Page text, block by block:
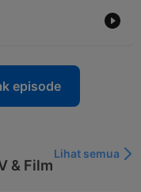
episode
& Film
Lihat semua